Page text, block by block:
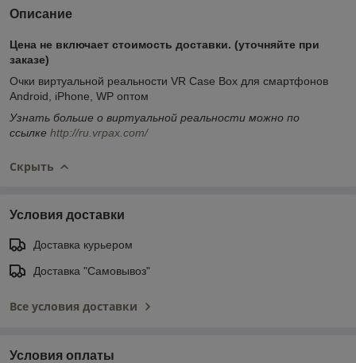
Описание
Цена не включает стоимость доставки. (уточняйте при
заказе)
Очки виртуальной реальности VR Case Box для смартфонов
Android, iPhone, WP оптом
Узнать больше о виртуальной реальности можно по
ссылке http://ru.vrpax.com/
Скрыть
Условия доставки
Доставка курьером
Доставка "Самовывоз"
Все условия доставки
Условия оплаты